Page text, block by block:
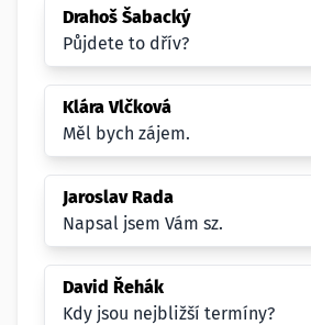
Drahoš Šabacký
Půjdete to dřív?
Klára Vlčková
Měl bych zájem.
Jaroslav Rada
Napsal jsem Vám sz.
David Řehák
Kdy jsou nejbližší termíny?